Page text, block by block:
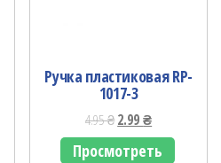
Ручка пластиковая RP-
1017-3
4.95₴2.99₴
Просмотреть